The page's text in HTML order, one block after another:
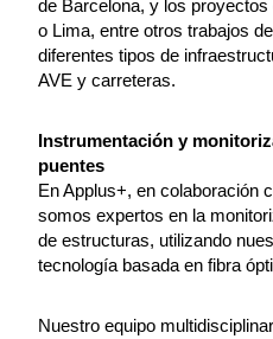
de Barcelona, y los
o Lima, entre otros trabajos
diferentes tipos de
AVE y carreteras.
Instrumentación y
puentes
En Applus+, en colaboración
somos expertos en la
de estructuras, utilizando
tecnología basada en fibra
Nuestro equipo